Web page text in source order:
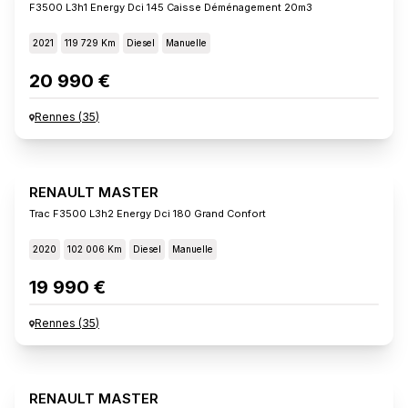
F3500 L3h1 Energy Dci 145 Caisse Déménagement 20m3
2021 119 729 Km Diesel Manuelle
20 990 €
Rennes (35)
RENAULT MASTER
Trac F3500 L3h2 Energy Dci 180 Grand Confort
2020 102 006 Km Diesel Manuelle
19 990 €
Rennes (35)
RENAULT MASTER